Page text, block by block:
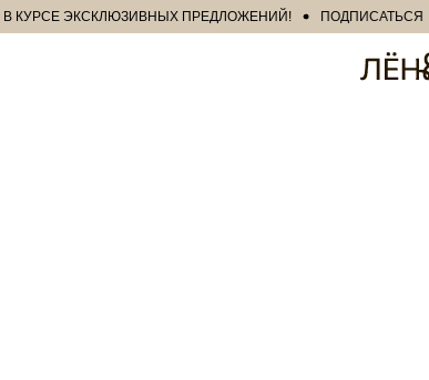
ЭКСКЛЮЗИВНЫХ ПРЕДЛОЖЕНИЙ! ПОДПИСАТЬСЯ